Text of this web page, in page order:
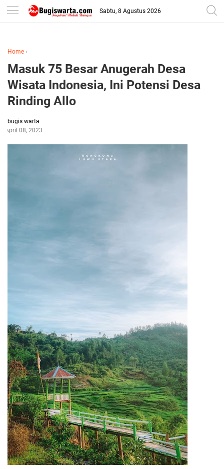
-->
Sabtu, 8 Agustus 2026
Home ›
Masuk 75 Besar Anugerah Desa
Wisata Indonesia, Ini Potensi Desa
Rinding Allo
bugis warta
April 08, 2023